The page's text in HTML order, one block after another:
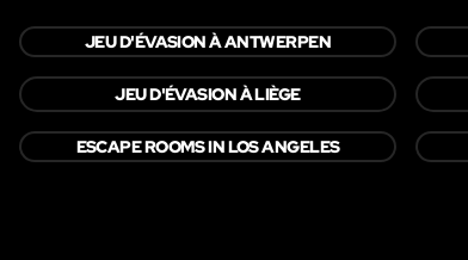
JEU D'ÉVASION À ANTWERPEN
JEU D'ÉVASION À LIÈGE
ESCAPE ROOMS IN LOS ANGELES